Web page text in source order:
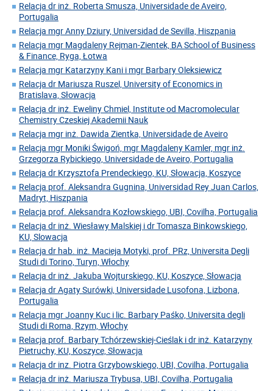
Relacja dr inż. Roberta Smusza, Universidade de Aveiro,
Portugalia
Relacja mgr Anny Dziury, Universidad de Sevilla, Hiszpania
Relacja mgr Magdaleny Rejman-Zientek, BA School of Business
& Finance, Ryga, Łotwa
Relacja mgr Katarzyny Kani i mgr Barbary Oleksiewicz
Relacja dr Mariusza Ruszel, University of Economics in
Bratislava, Słowacja
Relacja dr inż. Eweliny Chmiel, Institute od Macromolecular
Chemistry Czeskiej Akademii Nauk
Relacja mgr inż. Dawida Zientka, Universidade de Aveiro
Relacja mgr Moniki Świgoń, mgr Magdaleny Kamler, mgr inż.
Grzegorza Rybickiego, Universidade de Aveiro, Portugalia
Relacja dr Krzysztofa Prendeckiego, KU, Słowacja, Koszyce
Relacja prof. Aleksandra Gugnina, Universidad Rey Juan Carlos,
Madryt, Hiszpania
Relacja prof. Aleksandra Kozłowskiego, UBI, Covilha, Portugalia
Relacja dr inż. Wiesławy Malskiej i dr Tomasza Binkowskiego,
KU, Slowacja
Relacja dr hab. inż. Macieja Motyki, prof. PRz, Universita Degli
Studi di Torino, Turyn, Włochy
Relacja dr inż. Jakuba Wojturskiego, KU, Koszyce, Słowacja
Relacja dr Agaty Surówki, Universidade Lusofona, Lizbona,
Portugalia
Relacja mgr Joanny Kuc i lic. Barbary Paśko, Universita degli
Studi di Roma, Rzym, Włochy
Relacja prof. Barbary Tchórzewskiej-Cieślak i dr inż. Katarzyny
Pietruchy, KU, Koszyce, Słowacja
Relacja dr inz. Piotra Grzybowskiego, UBI, Covilha, Portugalia
Relacja dr inż. Mariusza Trybusa, UBI, Covilha, Portugalia